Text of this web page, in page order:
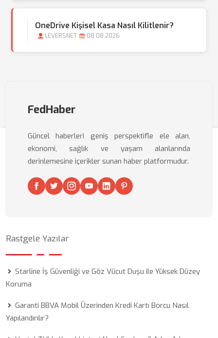
OneDrive Kişisel Kasa Nasıl Kilitlenir?
LEVERSNET 08.08.2026
FedHaber
Güncel haberleri geniş perspektifle ele alan,
ekonomi, sağlık ve yaşam alanlarında
derinlemesine içerikler sunan haber platformudur.
Rastgele Yazılar
Starline İş Güvenliği ve Göz Vücut Duşu ile Yüksek Düzey
Koruma
Garanti BBVA Mobil Üzerinden Kredi Kartı Borcu Nasıl
Yapılandırılır?